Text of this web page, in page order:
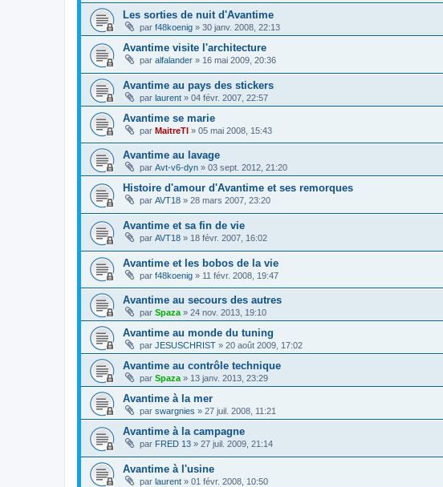
Les sorties de nuit d'Avantime
par f48koenig » 30 janv. 2008, 22:13
Avantime visite l'architecture
par alfalander » 16 mai 2009, 20:36
Avantime au pays des stickers
par laurent » 04 févr. 2007, 22:57
Avantime se marie
par MaitreTI » 05 mai 2008, 15:43
Avantime au lavage
par Avt-v6-dyn » 03 sept. 2012, 21:20
Histoire d'amour d'Avantime et ses remorques
par AVT18 » 28 mars 2007, 23:20
Avantime et sa fin de vie
par AVT18 » 18 févr. 2007, 16:02
Avantime et les bobos de la vie
par f48koenig » 11 févr. 2008, 19:47
Avantime au secours des autres
par Spaza » 24 nov. 2013, 19:10
Avantime au monde du tuning
par JESUSCHRIST » 20 août 2009, 17:02
Avantime au contrôle technique
par Spaza » 13 janv. 2013, 23:29
Avantime à la mer
par swargnies » 27 juil. 2008, 11:21
Avantime à la campagne
par FRED 13 » 27 juil. 2009, 21:14
Avantime à l'usine
par laurent » 01 févr. 2008, 10:50